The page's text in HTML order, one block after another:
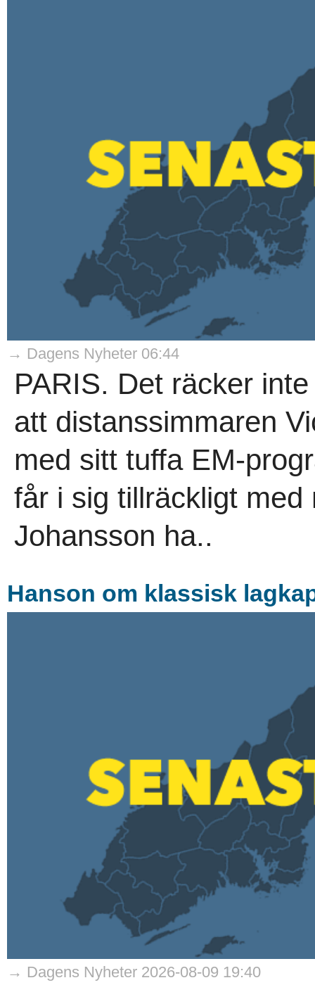
→ Dagens Nyheter 06:44
PARIS. Det räcker
att distanssimmaren
med sitt tuffa EM-
får i sig tillräckligt med
Johansson ha..
Hanson om klassisk
→ Dagens Nyheter 2026-08-09 19:40